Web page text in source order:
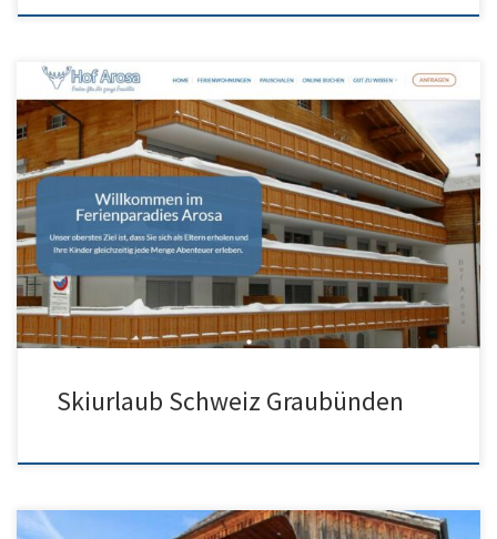
Skiurlaub Schweiz in Graubünden? Das Skigebiet Arosa öffnet
Ende November 25 seine Skipisten am Hörnli. Ferienwohnung
Arosa Seo + Werbung […]
Skiurlaub Schweiz Graubünden